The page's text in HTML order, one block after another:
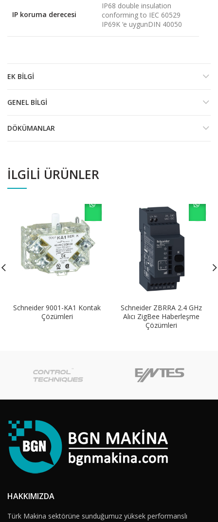
IP koruma derecesi
IP68 double insulation
conforming to IEC 60529
IP69K ‘e uygunDIN 40050
EK BILGI
GENEL BILGI
DÖKÜMANLAR
İLGILI ÜRÜNLER
Schneider 9001-KA1 Kontak
Çözümleri
Schneider ZBRRA 2.4 GHz
Alıcı ZigBee Haberleşme
Çözümleri
HAKKIMIZDA
Türk Makina sektörüne sunduğumuz yüksek performanslı